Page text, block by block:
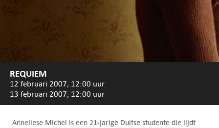
REQUIEM
12 februari 2007, 12:00 uur
13 februari 2007, 12:00 uur
Anneliese Michel is een 21-jarige Duitse studente die lijdt